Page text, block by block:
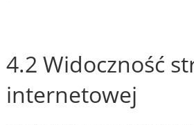
4.2 Widoczność
internetowej